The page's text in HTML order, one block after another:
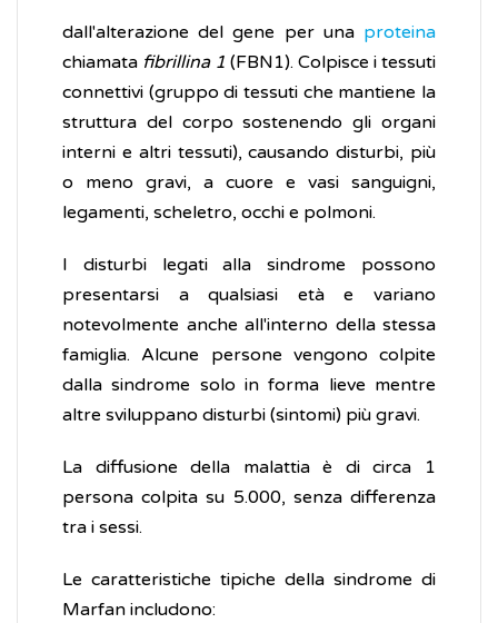
dall'alterazione del gene per una proteina
chiamata fibrillina 1 (FBN1). Colpisce i tessuti
connettivi (gruppo di tessuti che mantiene la
struttura del corpo sostenendo gli organi
interni e altri tessuti), causando disturbi, più
o meno gravi, a cuore e vasi sanguigni,
legamenti, scheletro, occhi e polmoni.
I disturbi legati alla sindrome possono
presentarsi a qualsiasi età e variano
notevolmente anche all'interno della stessa
famiglia. Alcune persone vengono colpite
dalla sindrome solo in forma lieve mentre
altre sviluppano disturbi (sintomi) più gravi.
La diffusione della malattia è di circa 1
persona colpita su 5.000, senza differenza
tra i sessi.
Le caratteristiche tipiche della sindrome di
Marfan includono: